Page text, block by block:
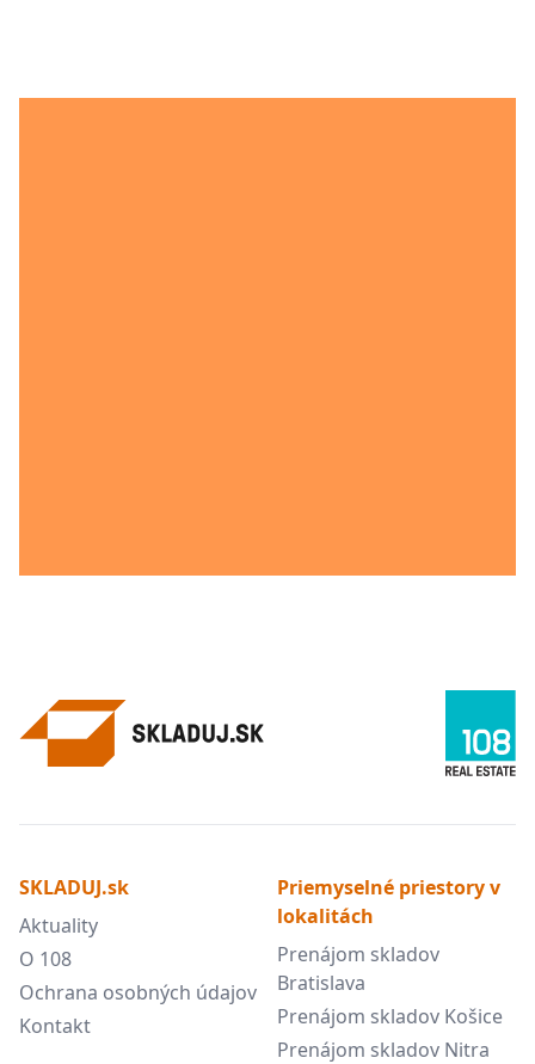
SKLADUJ.sk
Aktuality
O 108
Ochrana osobných údajov
Kontakt
Priemyselné priestory v
lokalitách
Prenájom skladov
Bratislava
Prenájom skladov Košice
Prenájom skladov Nitra